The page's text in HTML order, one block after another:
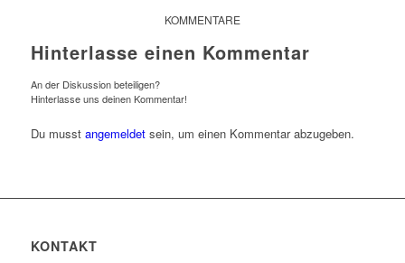
KOMMENTARE
Hinterlasse einen Kommentar
An der Diskussion beteiligen?
Hinterlasse uns deinen Kommentar!
Du musst angemeldetsein, um einen Kommentar abzugeben.
KONTAKT